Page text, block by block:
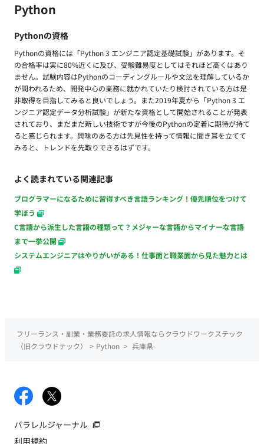
Python
Pythonの資格
Pythonの資格には「Python 3 エンジニア認定基礎試験」があります。そ
の合格率は実に80%近くに及び、受験難易度としてはそれほど高くはあり
ません。試験内容はPythonのコーディングルールや文法を理解しているか
が問われるため、開発中心の業務に就かれていたり検討されている方は是
非取得を目指してみると良いでしょう。また2019年夏から「Python 3 エ
ンジニア認定データ分析試験」が新たな資格として開始されることが発表
されており、まだまだ新しい技術ですが今後のPythonの定着に期待が持て
ると感じられます。興味のある方は先見性を持って情報に聞き耳を立てて
みると、トレンドを先取りできるはずです。
よく読まれている関連記事
プログラマーになるために習得すべき言語ランキング！優先順位をつけて
学ぼう
C言語から派生した言語の種類って？メジャーな言語からマイナーな言語
まで一挙公開
システムエンジニアはやりがいがある！仕事面と職業面から見た魅力とは
フリーランス・副業・業務委託の求人情報ならクラウドワークステック
（旧クラウドテック）
> Python > 兵庫県
パラレルジャーナル
利用規約